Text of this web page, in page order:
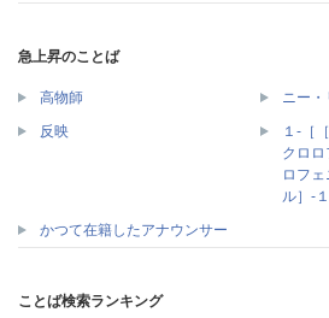
急上昇のことば
高物師 ニー・
反映
１‐［
クロロ
ロフ
ル］‐
かつて在籍したアナウンサー
ことば検索ランキング